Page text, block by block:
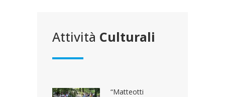
Attività Culturali
“Matteotti